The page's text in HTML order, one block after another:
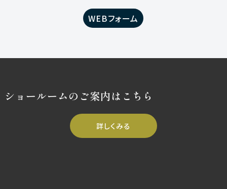
WEBフォーム
ショールームのご案内はこちら
詳しくみる